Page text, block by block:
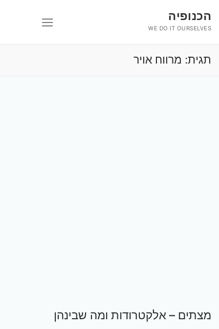
לתוכןהכנופיה
WE DO IT OURSELVES
תגית: מרווח אויר
מצתים – אלקטרודות ומה שבינהן